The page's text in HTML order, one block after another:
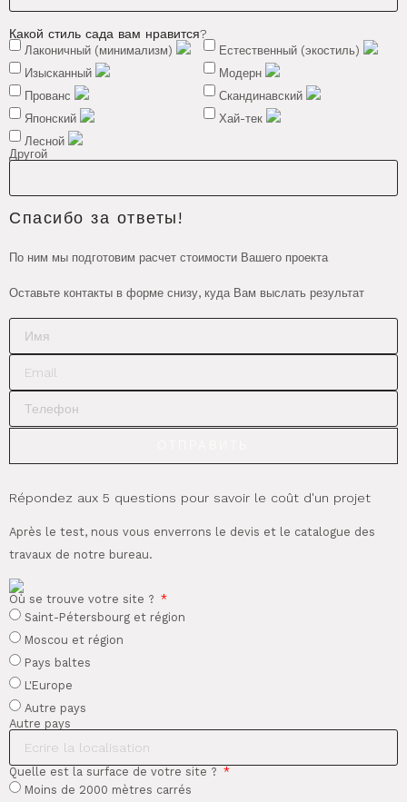
Какой стиль сада вам нравится?
Лаконичный (минимализм)
Естественный (экостиль)
Изысканный
Модерн
Прованс
Скандинавский
Японский
Хай-тек
Лесной
Другой
Спасибо за ответы!
По ним мы подготовим расчет стоимости Вашего проекта
Оставьте контакты в форме снизу, куда Вам выслать результат
Répondez aux 5 questions pour savoir le coût d'un projet
Après le test, nous vous enverrons le devis et le catalogue des
travaux de notre bureau.
Où se trouve votre site ?
Saint-Pétersbourg et région
Moscou et région
Pays baltes
L'Europe
Autre pays
Autre pays
Quelle est la surface de votre site ?
Moins de 2000 mètres carrés